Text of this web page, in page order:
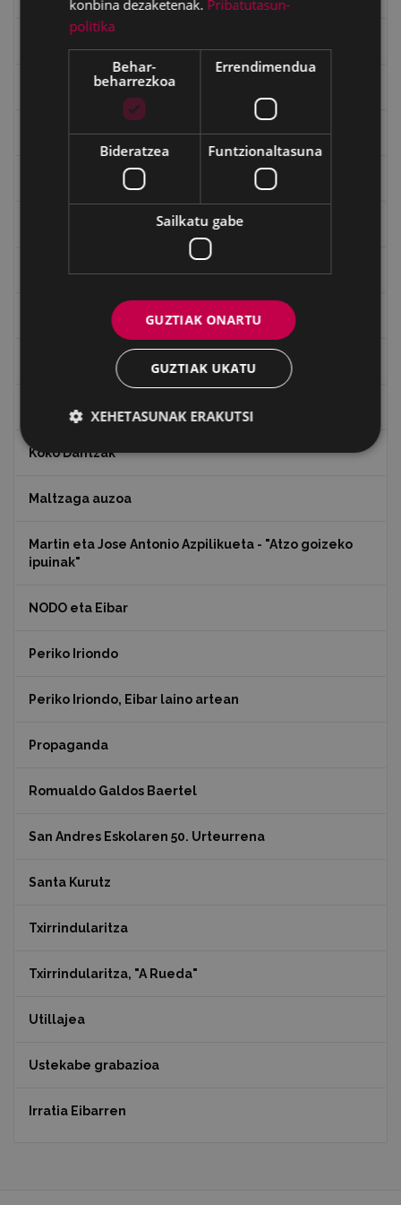
Gerra Zibilaren Interpretazio Zentroa
Gerrako umeak
Ignacio Zuloaga (1870-2020)
Indalecio Ojanguren, Gipuzkoako Foru Aldundia
Juan Antonio Palacios HARRIA
Julen Zabaletaren marrazkiak
Koko Dantzak
Maltzaga auzoa
Martin eta Jose Antonio Azpilikueta - "Atzo goizeko
ipuinak"
NODO eta Eibar
Periko Iriondo
Periko Iriondo, Eibar laino artean
Propaganda
Romualdo Galdos Baertel
San Andres Eskolaren 50. Urteurrena
Santa Kurutz
Txirrindularitza
Txirrindularitza, "A Rueda"
Utillajea
Ustekabe grabazioa
Irratia Eibarren
konbina dezaketenak. Pribatutasun-
politika
Behar-
beharrezkoa
Errendimendua
Bideratzea Funtzionaltasuna
Sailkatu gabe
GUZTIAK ONARTU
GUZTIAK UKATU
XEHETASUNAK ERAKUTSI